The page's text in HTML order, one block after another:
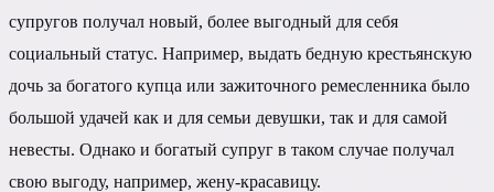
супругов получал новый, более выгодный для себя
социальный статус. Например, выдать бедную крестьянскую
дочь за богатого купца или зажиточного ремесленника было
большой удачей как и для семьи девушки, так и для самой
невесты. Однако и богатый супруг в таком случае получал
свою выгоду, например, жену-красавицу.